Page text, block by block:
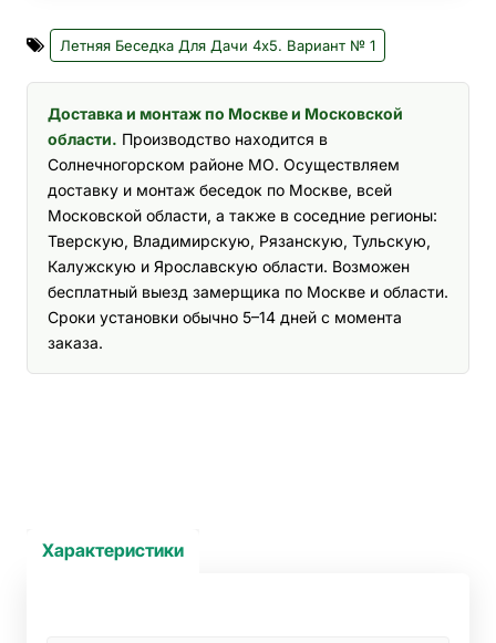
Летняя Беседка Для Дачи 4х5. Вариант № 1
Доставка и монтаж по Москве и Московской
области. Производство находится в
Солнечногорском районе МО. Осуществляем
доставку и монтаж беседок по Москве, всей
Московской области, а также в соседние регионы:
Тверскую, Владимирскую, Рязанскую, Тульскую,
Калужскую и Ярославскую области. Возможен
бесплатный выезд замерщика по Москве и области.
Сроки установки обычно 5–14 дней с момента
заказа.
Характеристики